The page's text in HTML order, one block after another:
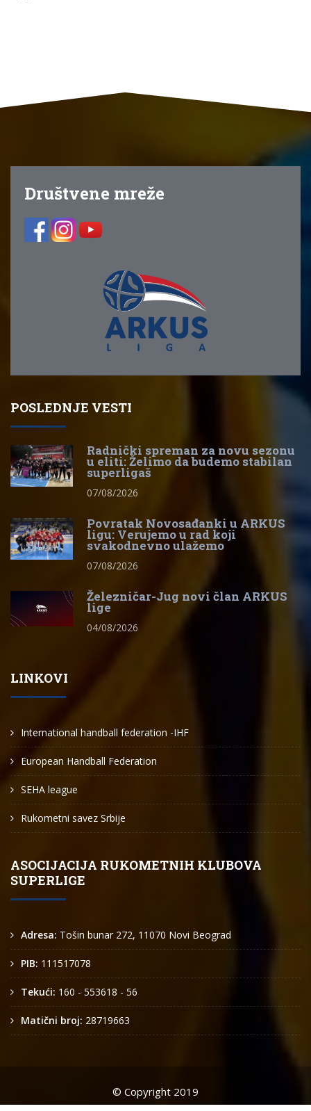
Društvene mreže
POSLEDNJE VESTI
Radnički spreman za novu sezonu
u eliti: Želimo da budemo stabilan
superligaš
07/08/2026
Povratak Novosađanki u ARKUS
ligu: Verujemo u rad koji
svakodnevno ulažemo
07/08/2026
Železničar-Jug novi član ARKUS
lige
04/08/2026
LINKOVI
International handball federation -IHF
European Handball Federation
SEHA league
Rukometni savez Srbije
ASOCIJACIJA RUKOMETNIH KLUBOVA
SUPERLIGE
Adresa: Tošin bunar 272, 11070 Novi Beograd
PIB: 111517078
Tekući: 160 - 553618 - 56
Matični broj: 28719663
© Copyright 2019